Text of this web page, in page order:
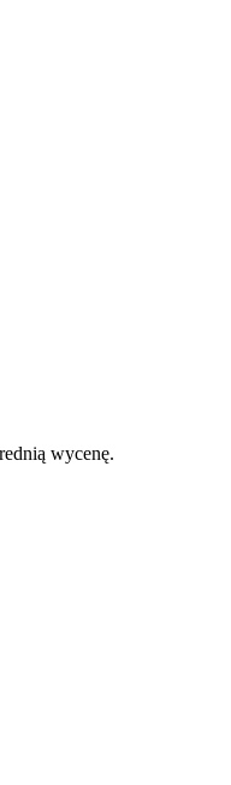
wycenę.